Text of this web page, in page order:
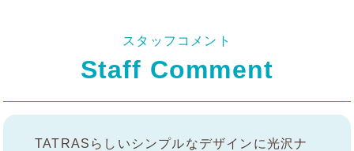
スタッフコメント
Staff Comment
TATRASらしいシンプルなデザインに光沢ナ